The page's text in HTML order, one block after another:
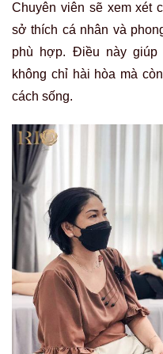
Chuyên viên sẽ xem xét
sở thích cá nhân và
phù hợp. Điều này
không chỉ hài hòa mà
cách sống.